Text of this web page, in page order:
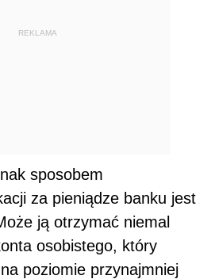
REKLAMA
sposobem
za pieniądze banku jest
ją otrzymać niemal
osobistego, który
poziomie przynajmniej